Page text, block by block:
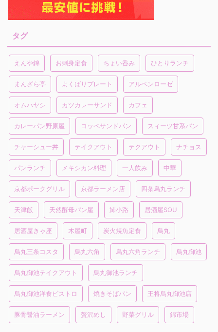
タグ
えんや錦 お刺身定食 ちょい呑み ひとりランチ
まんざら亭 よくばりプレート アルペンローゼ
オムハヤシ カツカレーサンド カフェ
カレーパン野原屋 コッペサンドパン スィーツ甘系パン
チャーシュー丼 テイクアウト テクアウト ナチョス
パンランチ メキシカン料理 一人飲み 中華
京都ポークグリル 京都ラーメン店 四条烏丸ランチ
天津飯 天然酵母パン屋 姉小路 居酒屋SOU
居酒屋きゃ座 木屋町 炭火焼魚定食 烏丸
烏丸三条コスタ 烏丸六角 烏丸六角ランチ 烏丸御池
烏丸御池テイクアウト 烏丸御池ランチ
烏丸御池洋食ビストロ 焼きそばパン 王将烏丸御池店
豚骨醤油ラーメン 贅沢めし 野菜グリル 錦市場